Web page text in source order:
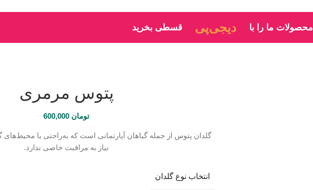
محصولات ما را با ترب‌پی قسطی بخرید
پتوس مرمری
تومان
گلدان پتوس از جمله گیاهان آپارتمانی است که به‌راحتی با
نیاز به مراقبت خاصی ندارد.
انتخاب نوع گلدان